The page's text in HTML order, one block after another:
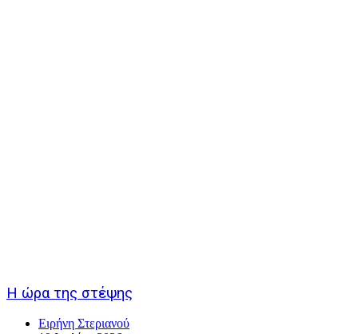
Η ώρα της στέψης
Ειρήνη Στεριανού